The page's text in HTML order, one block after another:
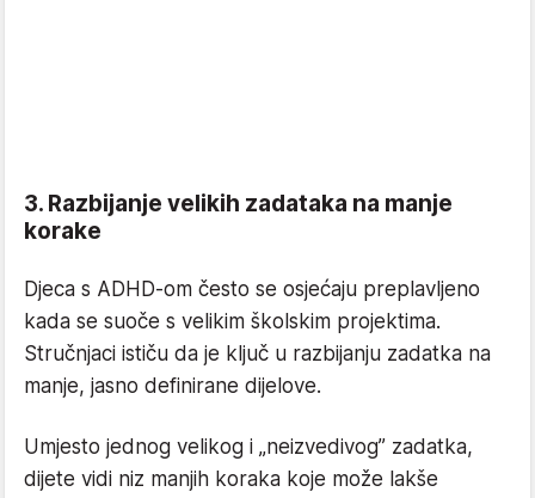
3. Razbijanje velikih zadataka na manje
korake
Djeca s ADHD-om često se osjećaju preplavljeno
kada se suoče s velikim školskim projektima.
Stručnjaci ističu da je ključ u razbijanju zadatka na
manje, jasno definirane dijelove.
Umjesto jednog velikog i „neizvedivog” zadatka,
dijete vidi niz manjih koraka koje može lakše